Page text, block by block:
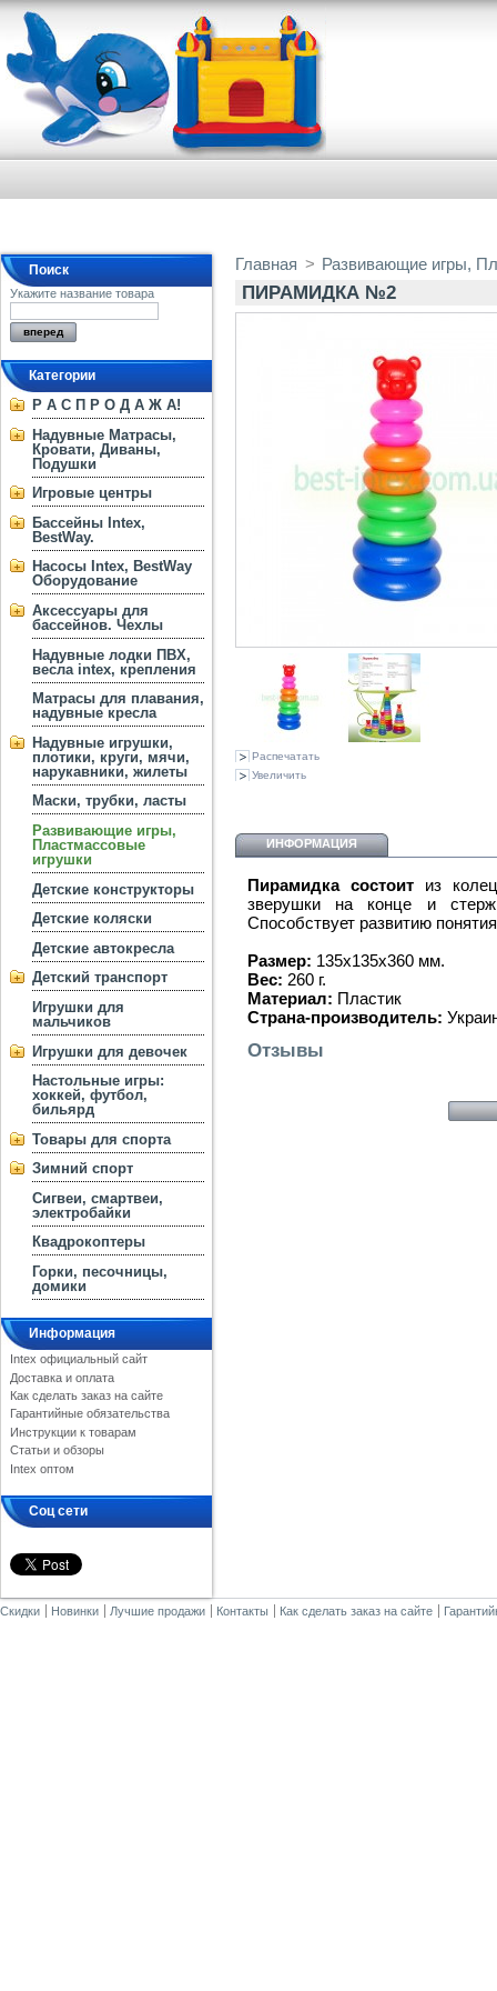
Поиск
Укажите название товара
Категории
Р А С П Р О Д А Ж А!
Надувные Матрасы,
Кровати, Диваны,
Подушки
Игровые центры
Бассейны Intex,
BestWay.
Насосы Intex, BestWay
Оборудование
Аксессуары для
бассейнов. Чехлы
Надувные лодки ПВХ,
весла intex, крепления
Матрасы для плавания,
надувные кресла
Надувные игрушки,
плотики, круги, мячи,
нарукавники, жилеты
Маски, трубки, ласты
Развивающие игры,
Пластмассовые
игрушки
Детские конструкторы
Детские коляски
Детские автокресла
Детский транспорт
Игрушки для
мальчиков
Игрушки для девочек
Настольные игры:
хоккей, футбол,
бильярд
Товары для спорта
Зимний спорт
Сигвеи, смартвеи,
электробайки
Квадрокоптеры
Горки, песочницы,
домики
Информация
Intex официальный сайт
Доставка и оплата
Как сделать заказ на сайте
Гарантийные обязательства
Инструкции к товарам
Статьи и обзоры
Intex оптом
Соц сети
Главная > Развивающие игры,
ПИРАМИДКА №2
Распечатать
Увеличить
ИНФОРМАЦИЯ
Пирамидка состоит из
зверушки на конце и
Способствует развитию
Размер: 135х135х360 мм.
Вес: 260 г.
Материал: Пластик
Страна-производитель:
Отзывы
Скидки Новинки Лучшие продажи Контакты Как сделать заказ на сайте